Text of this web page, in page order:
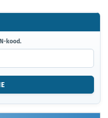
teistsuguse pikkuse, värvi
Tutvuge meie
kood.